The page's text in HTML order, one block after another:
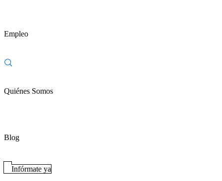
Empleo
Quiénes Somos
Blog
Infórmate ya